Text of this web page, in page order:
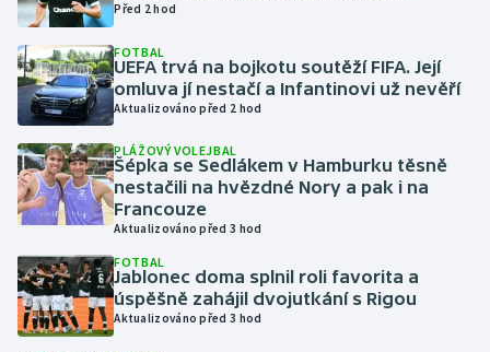
Jezdectví
Judo
Krasobruslení
Lezení
Lyže a snowboard
Moderní pětiboj
Motorsport
Před 2 hod
FOTBAL
UEFA trvá na bojkotu soutěží FIFA. Její
omluva jí nestačí a Infantinovi už nevěří
Aktualizováno před 2 hod
PLÁŽOVÝ VOLEJBAL
Šépka se Sedlákem v Hamburku těsně
nestačili na hvězdné Nory a pak i na
Francouze
Aktualizováno před 3 hod
FOTBAL
Jablonec doma splnil roli favorita a
úspěšně zahájil dvojutkání s Rigou
Aktualizováno před 3 hod